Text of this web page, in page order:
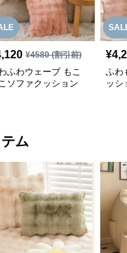
¥4580(割引前)
ふわウェーブ もこ
ソファクッション
¥
ふわ
ッシ
ム